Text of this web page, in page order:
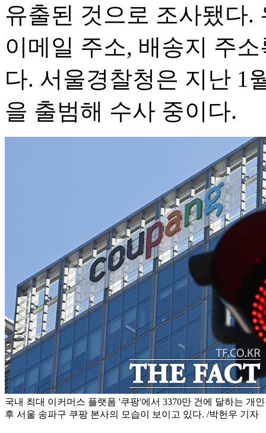
유출된 것으로 조사됐다.
이메일 주소, 배송지 주
다. 서울경찰청은 지난 1
을 출범해 수사 중이다.
국내 최대 이커머스 플랫폼 '쿠팡'에서 3370만 건에 달하는 개
후 서울 송파구 쿠팡 본사의 모습이 보이고 있다. /박헌우 기자